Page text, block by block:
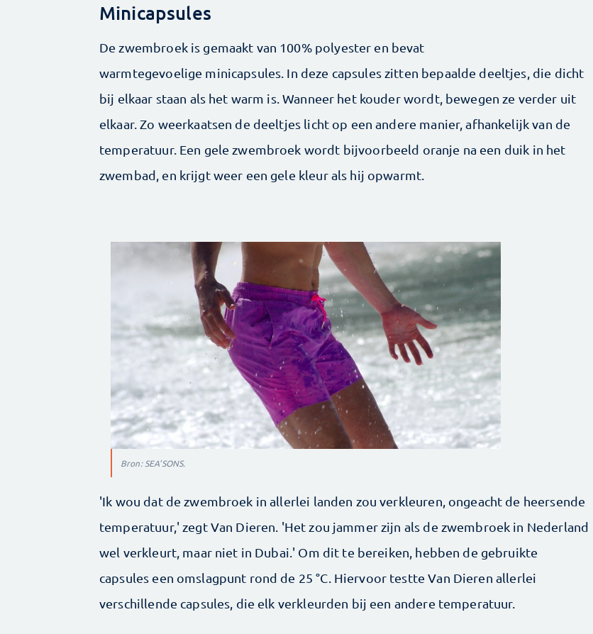
Minicapsules
De zwembroek is gemaakt van 100% polyester en bevat
warmtegevoelige minicapsules. In deze capsules zitten bepaalde deeltjes, die dicht
bij elkaar staan als het warm is. Wanneer het kouder wordt, bewegen ze verder uit
elkaar. Zo weerkaatsen de deeltjes licht op een andere manier, afhankelijk van de
temperatuur. Een gele zwembroek wordt bijvoorbeeld oranje na een duik in het
zwembad, en krijgt weer een gele kleur als hij opwarmt.
Bron: SEA'SONS.
'Ik wou dat de zwembroek in allerlei landen zou verkleuren, ongeacht de heersende
temperatuur,' zegt Van Dieren. 'Het zou jammer zijn als de zwembroek in Nederland
wel verkleurt, maar niet in Dubai.' Om dit te bereiken, hebben de gebruikte
capsules een omslagpunt rond de 25 °C. Hiervoor testte Van Dieren allerlei
verschillende capsules, die elk verkleurden bij een andere temperatuur.